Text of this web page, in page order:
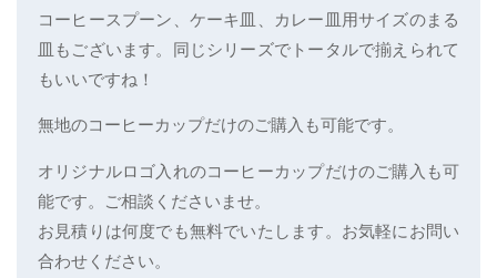
コーヒースプーン、ケーキ皿、カレー皿用サイズのまる
皿もございます。同じシリーズでトータルで揃えられて
もいいですね！
無地のコーヒーカップだけのご購入も可能です。
オリジナルロゴ入れのコーヒーカップだけのご購入も可
能です。ご相談くださいませ。
お見積りは何度でも無料でいたします。お気軽にお問い
合わせください。